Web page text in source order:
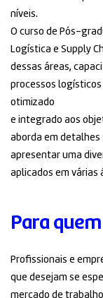
níveis.
O curso de Pós-
Logística e Supply
dessas áreas,
processos
otimizado
e integrado aos
aborda em detalhes
apresentar uma
aplicados em várias
Para quem
Profissionais e
que desejam se
mercado de